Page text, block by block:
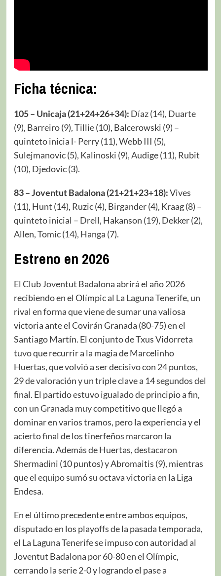
Ficha técnica:
105 – Unicaja (21+24+26+34): Díaz (14), Duarte
(9), Barreiro (9), Tillie (10), Balcerowski (9) –
quinteto inicia l- Perry (11), Webb III (5),
Sulejmanovic (5), Kalinoski (9), Audige (11), Rubit
(10), Djedovic (3).
83 – Joventut Badalona (21+21+23+18):Vives
(11), Hunt (14), Ruzic (4), Birgander (4), Kraag (8) –
quinteto inicial – Drell, Hakanson (19), Dekker (2),
Allen, Tomic (14), Hanga (7).
Estreno en 2026
El Club Joventut Badalona abrirá el año 2026
recibiendo en el Olímpic al La Laguna Tenerife, un
rival en forma que viene de sumar una valiosa
victoria ante el Covirán Granada (80-75) en el
Santiago Martín. El conjunto de Txus Vidorreta
tuvo que recurrir a la magia de Marcelinho
Huertas, que volvió a ser decisivo con 24 puntos,
29 de valoración y un triple clave a 14 segundos del
final. El partido estuvo igualado de principio a fin,
con un Granada muy competitivo que llegó a
dominar en varios tramos, pero la experiencia y el
acierto final de los tinerfeños marcaron la
diferencia. Además de Huertas, destacaron
Shermadini (10 puntos) y Abromaitis (9), mientras
que el equipo sumó su octava victoria en la Liga
Endesa.
En el último precedente entre ambos equipos,
disputado en los playoffs de la pasada temporada,
el La Laguna Tenerife se impuso con autoridad al
Joventut Badalona por 60-80 en el Olímpic,
cerrando la serie 2-0 y logrando el pase a